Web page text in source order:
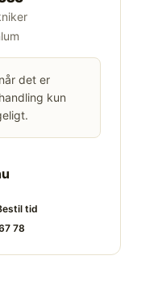
det er
kun
tid
78